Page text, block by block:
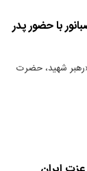
با حضور پدر
«رهبر شهید، حضرت